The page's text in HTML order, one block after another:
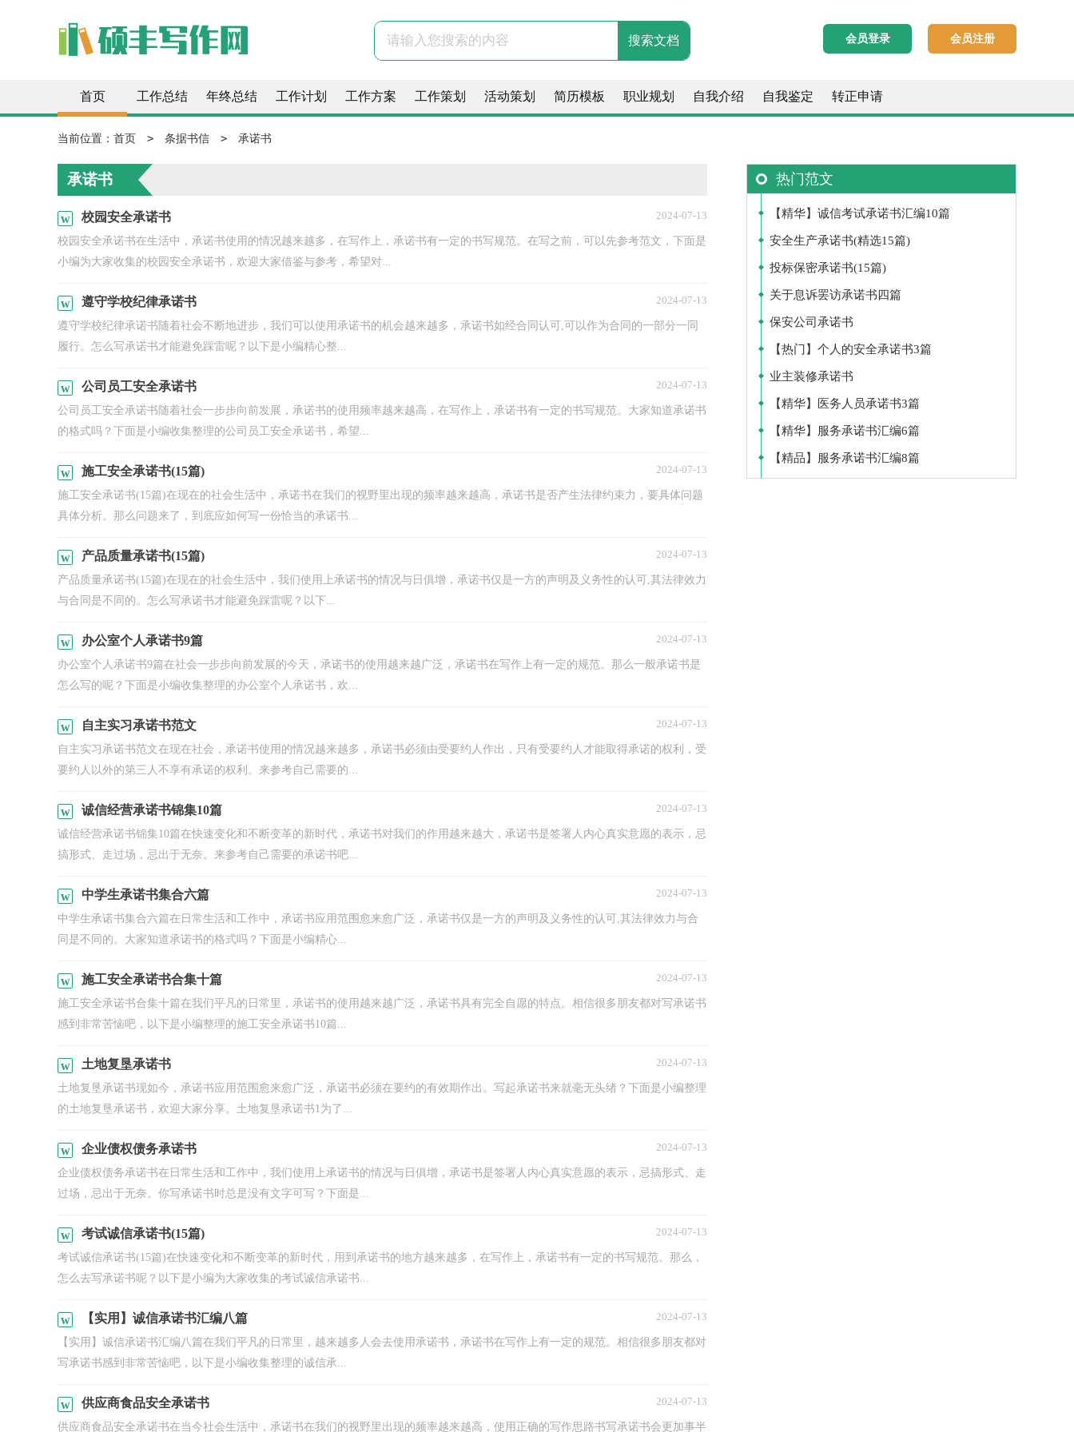
会员登录 会员注册
首页 工作总结 年终总结 工作计划 工作方案 工作策划 活动策划 简历模板 职业规划 自我介绍 自我鉴定 转正申请
当前位置： 首页 > 条据书信 > 承诺书
承诺书
校园安全承诺书 2024-07-13
校园安全承诺书在生活中，承诺书使用的情况越来越多，在写作上，承诺书有一定的书写规范。在写之前，可以先参考范文，下面是
小编为大家收集的校园安全承诺书，欢迎大家借鉴与参考，希望对...
遵守学校纪律承诺书 2024-07-13
遵守学校纪律承诺书随着社会不断地进步，我们可以使用承诺书的机会越来越多，承诺书如经合同认可,可以作为合同的一部分一同
履行。怎么写承诺书才能避免踩雷呢？以下是小编精心整...
公司员工安全承诺书 2024-07-13
公司员工安全承诺书随着社会一步步向前发展，承诺书的使用频率越来越高，在写作上，承诺书有一定的书写规范。大家知道承诺书
的格式吗？下面是小编收集整理的公司员工安全承诺书，希望...
施工安全承诺书(15篇) 2024-07-13
施工安全承诺书(15篇)在现在的社会生活中，承诺书在我们的视野里出现的频率越来越高，承诺书是否产生法律约束力，要具体问题
具体分析。那么问题来了，到底应如何写一份恰当的承诺书...
产品质量承诺书(15篇) 2024-07-13
产品质量承诺书(15篇)在现在的社会生活中，我们使用上承诺书的情况与日俱增，承诺书仅是一方的声明及义务性的认可,其法律效力
与合同是不同的。怎么写承诺书才能避免踩雷呢？以下...
办公室个人承诺书9篇 2024-07-13
办公室个人承诺书9篇在社会一步步向前发展的今天，承诺书的使用越来越广泛，承诺书在写作上有一定的规范。那么一般承诺书是
怎么写的呢？下面是小编收集整理的办公室个人承诺书，欢...
自主实习承诺书范文 2024-07-13
自主实习承诺书范文在现在社会，承诺书使用的情况越来越多，承诺书必须由受要约人作出，只有受要约人才能取得承诺的权利，受
要约人以外的第三人不享有承诺的权利。来参考自己需要的...
诚信经营承诺书锦集10篇 2024-07-13
诚信经营承诺书锦集10篇在快速变化和不断变革的新时代，承诺书对我们的作用越来越大，承诺书是签署人内心真实意愿的表示，忌
搞形式、走过场，忌出于无奈。来参考自己需要的承诺书吧...
中学生承诺书集合六篇 2024-07-13
中学生承诺书集合六篇在日常生活和工作中，承诺书应用范围愈来愈广泛，承诺书仅是一方的声明及义务性的认可,其法律效力与合
同是不同的。大家知道承诺书的格式吗？下面是小编精心...
施工安全承诺书合集十篇 2024-07-13
施工安全承诺书合集十篇在我们平凡的日常里，承诺书的使用越来越广泛，承诺书具有完全自愿的特点。相信很多朋友都对写承诺书
感到非常苦恼吧，以下是小编整理的施工安全承诺书10篇...
土地复垦承诺书 2024-07-13
土地复垦承诺书现如今，承诺书应用范围愈来愈广泛，承诺书必须在要约的有效期作出。写起承诺书来就毫无头绪？下面是小编整理
的土地复垦承诺书，欢迎大家分享。土地复垦承诺书1为了...
企业债权债务承诺书 2024-07-13
企业债权债务承诺书在日常生活和工作中，我们使用上承诺书的情况与日俱增，承诺书是签署人内心真实意愿的表示，忌搞形式、走
过场，忌出于无奈。你写承诺书时总是没有文字可写？下面是...
考试诚信承诺书(15篇) 2024-07-13
考试诚信承诺书(15篇)在快速变化和不断变革的新时代，用到承诺书的地方越来越多，在写作上，承诺书有一定的书写规范。那么，
怎么去写承诺书呢？以下是小编为大家收集的考试诚信承诺书...
【实用】诚信承诺书汇编八篇 2024-07-13
【实用】诚信承诺书汇编八篇在我们平凡的日常里，越来越多人会去使用承诺书，承诺书在写作上有一定的规范。相信很多朋友都对
写承诺书感到非常苦恼吧，以下是小编收集整理的诚信承...
供应商食品安全承诺书 2024-07-13
供应商食品安全承诺书在当今社会生活中，承诺书在我们的视野里出现的频率越来越高，使用正确的写作思路书写承诺书会更加事半
热门范文
【精华】诚信考试承诺书汇编10篇
安全生产承诺书(精选15篇)
投标保密承诺书(15篇)
关于息诉罢访承诺书四篇
保安公司承诺书
【热门】个人的安全承诺书3篇
业主装修承诺书
【精华】医务人员承诺书3篇
【精华】服务承诺书汇编6篇
【精品】服务承诺书汇编8篇